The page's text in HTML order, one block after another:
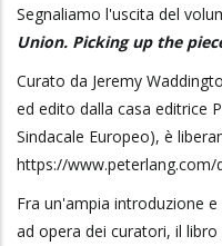
Segnaliamo l'uscita del
Union. Picking up the
Curato da Jeremy
ed edito dalla casa editrice
Sindacale Europeo), è
https://www.peterlang.com/
Fra un'ampia introduzione
ad opera dei curatori, il